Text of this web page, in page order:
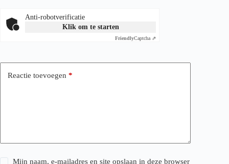
Anti-robotverificatie
Klik om te starten
FriendlyCaptcha ⇗
Reactie toevoegen *
Mijn naam, e-mailadres en site opslaan in deze browser